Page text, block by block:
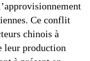
Ce conflit
chinois à
leur production